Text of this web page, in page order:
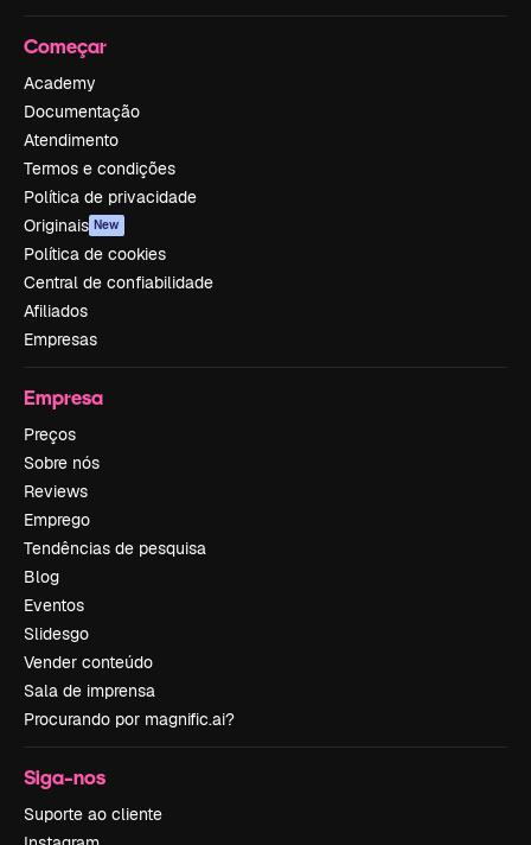
Começar
Academy
Documentação
Atendimento
Termos e condições
Política de privacidade
Originais New
Política de cookies
Central de confiabilidade
Afiliados
Empresas
Empresa
Preços
Sobre nós
Reviews
Emprego
Tendências de pesquisa
Blog
Eventos
Slidesgo
Vender conteúdo
Sala de imprensa
Procurando por magnific.ai?
Siga-nos
Suporte ao cliente